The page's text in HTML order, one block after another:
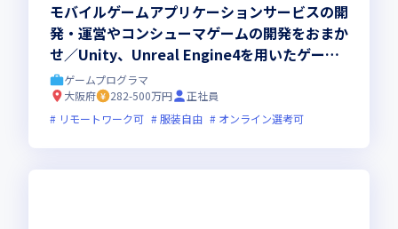
モバイルゲームアプリケーションサービスの開
発・運営やコンシューマゲームの開発をおまか
せ／Unity、Unreal Engine4を用いたゲーム
開発の経験を活かしませんか
ゲームプログラマ
大阪府
282-500万円
正社員
リモートワーク可
服装自由 オンライン選考可